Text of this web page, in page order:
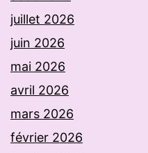
juillet 2026
juin 2026
mai 2026
avril 2026
mars 2026
février 2026